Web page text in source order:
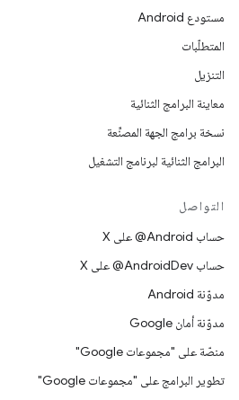
مستودع Android
المتطلّبات
التنزيل
معاينة البرامج الثنائية
نسخة برامج الجهة المصنِّعة
البرامج الثنائية لبرنامج التشغيل
التواصل
حساب ‎@Android على X
حساب ‎@AndroidDev على X
مدوّنة Android
مدوّنة أمان Google
منصّة على "مجموعات Google"
تطوير البرامج على "مجموعات Google"